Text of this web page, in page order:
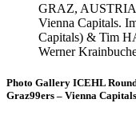
GRAZ,
Vienna Capitals.
Capitals) & Tim
Werner
Photo Gallery ICEHL
Graz99ers – Vienna